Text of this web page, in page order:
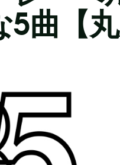
曲【